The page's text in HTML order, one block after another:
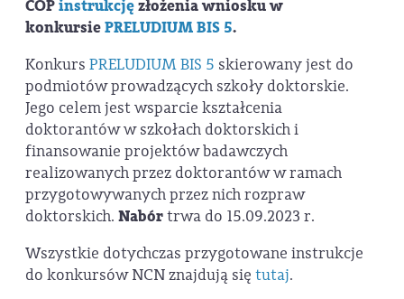
COPinstrukcjęzłożenia wniosku w
konkursiePRELUDIUM BIS 5.
Konkurs PRELUDIUM BIS 5 skierowany jest do
podmiotów prowadzących szkoły doktorskie.
Jego celem jest wsparcie kształcenia
doktorantów w szkołach doktorskich i
finansowanie projektów badawczych
realizowanych przez doktorantów w ramach
przygotowywanych przez nich rozpraw
doktorskich. Nabórtrwa do 15.09.2023 r.
Wszystkie dotychczas przygotowane instrukcje
do konkursów NCN znajdują się tutaj.